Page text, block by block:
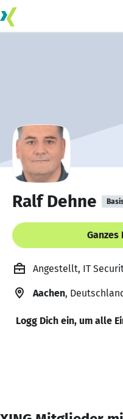
Ralf Dehne
Angestellt, IT
Aachen,
Logg Dich ein, um alle